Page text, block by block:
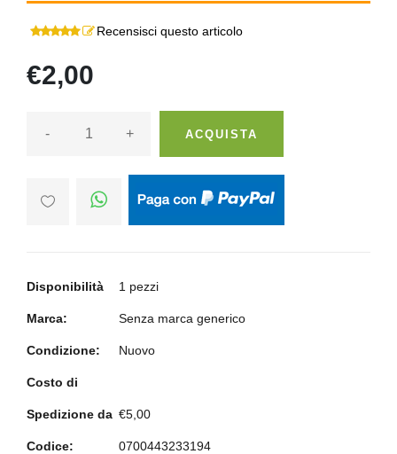
Recensisci questo articolo
€2,00
- + ACQUISTA
Disponibilità 1 pezzi
Marca: Senza marca generico
Condizione: Nuovo
Costo di
Spedizione da €5,00
Codice: 0700443233194